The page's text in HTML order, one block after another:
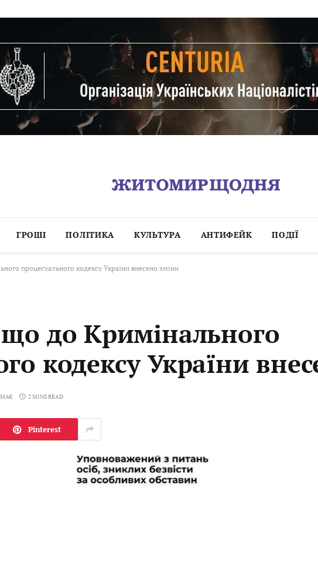
ГРОШІ ПОЛІТИКА КУЛЬТУРА АНТИФЕЙК ПОДІЇ
процесуального кодексу України внесено зміни
до Кримінального
кодексу України
2 MINS READ
Pinterest